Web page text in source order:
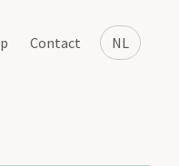
NL
Contact